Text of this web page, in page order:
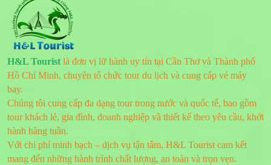
H&L Tourist là đơn vị lữ hành uy tín tại Cần Thơ và Thành phố
Hồ Chí Minh, chuyên tổ chức tour du lịch và cung cấp vé máy
bay.
Chúng tôi cung cấp đa dạng tour trong nước và quốc tế, bao gồm
tour khách lẻ, gia đình, doanh nghiệp và thiết kế theo yêu cầu, khởi
hành hàng tuần.
Với chi phí minh bạch – dịch vụ tận tâm, H&L Tourist cam kết
mang đến những hành trình chất lượng, an toàn và trọn vẹn.